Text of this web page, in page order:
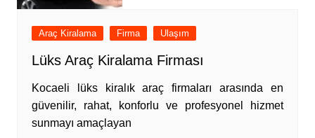
Araç Kiralama Firma Ulaşım
Lüks Araç Kiralama Firması
Kocaeli lüks kiralık araç firmaları arasında en
güvenilir, rahat, konforlu ve profesyonel hizmet
sunmayı amaçlayan